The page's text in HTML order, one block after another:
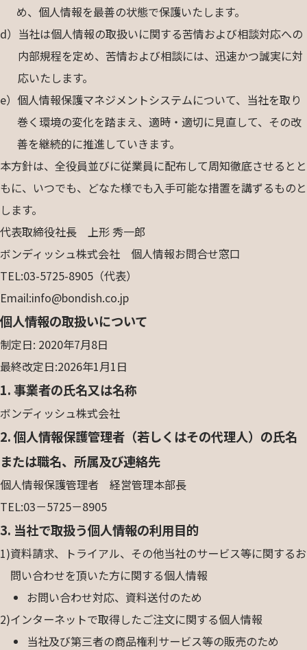
め、個人情報を最善の状態で保護いたします。
d） 当社は個人情報の取扱いに関する苦情および相談対応への
内部規程を定め、苦情および相談には、迅速かつ誠実に対
応いたします。
e） 個人情報保護マネジメントシステムについて、当社を取り
巻く環境の変化を踏まえ、適時・適切に見直して、その改
善を継続的に推進していきます。
本方針は、全役員並びに従業員に配布して周知徹底させるとと
もに、いつでも、どなた様でも入手可能な措置を講ずるものと
します。
代表取締役社長 上形 秀一郎
ボンディッシュ株式会社 個人情報お問合せ窓口
TEL:03-5725-8905（代表）
Email:info@bondish.co.jp
個人情報の取扱いについて
制定日: 2020年7月8日
最終改定日:2026年1月1日
1. 事業者の氏名又は名称
ボンディッシュ株式会社
2. 個人情報保護管理者（若しくはその代理人）の氏名
または職名、所属及び連絡先
個人情報保護管理者 経営管理本部長
TEL:03－5725－8905
3. 当社で取扱う個人情報の利用目的
1)資料請求、トライアル、その他当社のサービス等に関するお
問い合わせを頂いた方に関する個人情報
お問い合わせ対応、資料送付のため
2)インターネットで取得したご注文に関する個人情報
当社及び第三者の商品権利サービス等の販売のため